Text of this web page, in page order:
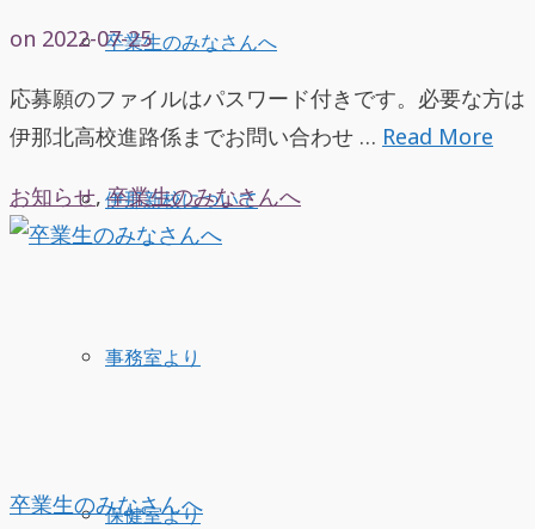
卒業生のみなさんへ
伊那新校について
事務室より
保健室より
on 2022-07-25
応募願のファイルはパスワード付きです。必要な方は
伊那北高校進路係までお問い合わせ … Read More
お知らせ,卒業生のみなさんへ
卒業生のみなさんへ